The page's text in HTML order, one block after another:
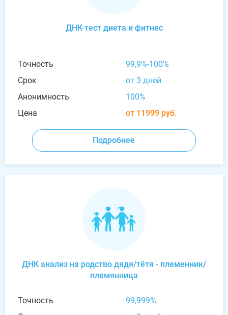
ДНК-тест диета и фитнес
Точность
99,9%-100%
Срок
от 3 дней
Анонимность
100%
Цена
от 11999 руб.
Подробнее
ДНК анализ на родство дядя/тётя - племенник/
племянница
Точность
99,999%